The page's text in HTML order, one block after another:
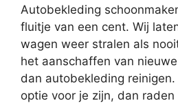
Autobekleding
fluitje van een cent. Wij
wagen weer stralen als
het aanschaffen van
dan autobekleding
optie voor je zijn, dan